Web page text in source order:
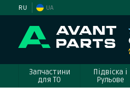
RU UA
Запчастини
для ТО
Підвіска і
Рульове